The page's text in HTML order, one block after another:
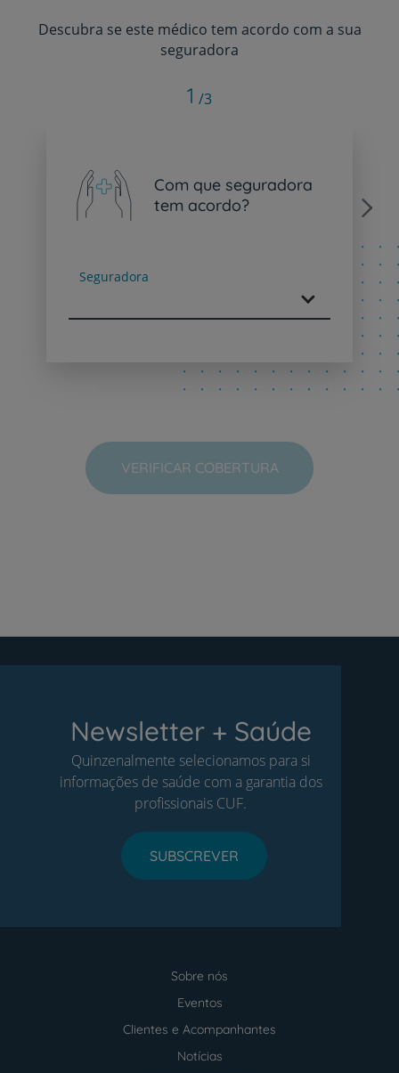
Descubra se este médico tem acordo com a sua
seguradora
Com que seguradora
tem acordo?
Seguradora
Next
1 /3
VERIFICAR COBERTURA
Newsletter + Saúde
Quinzenalmente selecionamos para si
informações de saúde com a garantia dos
profissionais CUF.
SUBSCREVER
Sobre nós
Eventos
Clientes e Acompanhantes
Notícias